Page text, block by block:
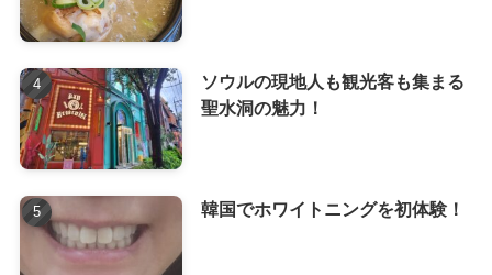
ソウルの現地人も観光客も集まる
聖水洞の魅力！
韓国でホワイトニングを初体験！